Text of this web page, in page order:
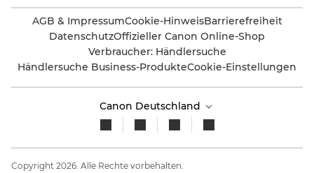
AGB & ImpressumCookie-HinweisBarrierefreiheit
DatenschutzOffizieller Canon Online-Shop
Verbraucher: Händlersuche
Händlersuche Business-ProdukteCookie-Einstellungen
Canon Deutschland
Copyright 2026. Alle Rechte vorbehalten.